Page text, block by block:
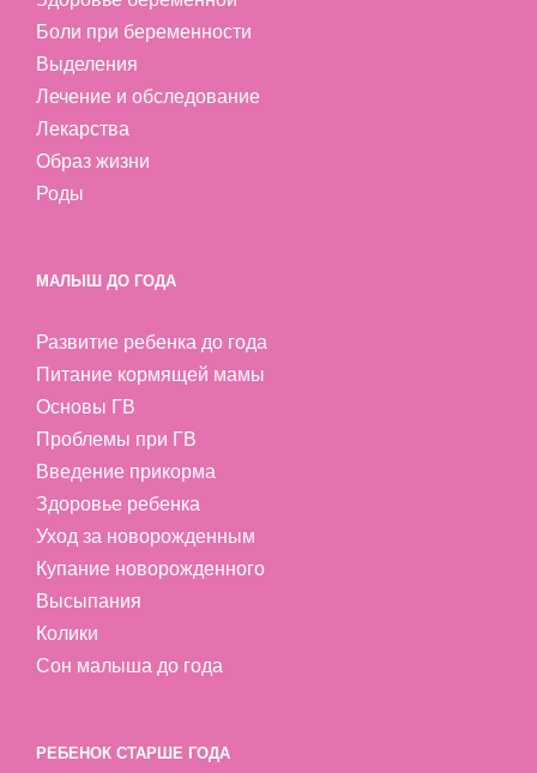
Боли при беременности
Выделения
Лечение и обследование
Лекарства
Образ жизни
Роды
МАЛЫШ ДО ГОДА
Развитие ребенка до года
Питание кормящей мамы
Основы ГВ
Проблемы при ГВ
Введение прикорма
Здоровье ребенка
Уход за новорожденным
Купание новорожденного
Высыпания
Колики
Сон малыша до года
РЕБЕНОК СТАРШЕ ГОДА